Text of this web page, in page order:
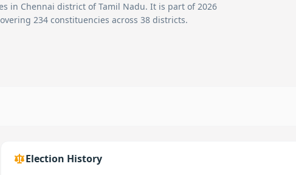
in Chennai district of Tamil Nadu. It is part of 2026
234 constituencies across 38 districts.
Election History